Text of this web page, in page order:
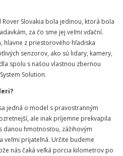
Slovakia bola jedinou, ktorá bola
za čo sme jej veľmi vďační.
hlavne z priestorového hľadiska
senzorov, ako sú lidary, kamery,
spolu s našou vlastnou zbernou
Solution.
jedná o model s pravostranným
ale inak príjemne prekvapila
danou hmotnosťou, zážihovým
veľmi prijateľná. Určite budeme
nás čaká veľká porcia kilometrov po